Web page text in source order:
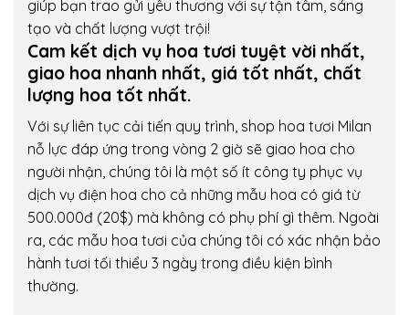
giúp bạn trao gửi yêu thương với sự tận tâm, sáng
tạo và chất lượng vượt trội!
Cam kết dịch vụ hoa tươi tuyệt vời nhất,
giao hoa nhanh nhất, giá tốt nhất, chất
lượng hoa tốt nhất.
Với sự liên tục cải tiến quy trình, shop hoa tươi Milan
nỗ lực đáp ứng trong vòng 2 giờ sẽ giao hoa cho
người nhận, chúng tôi là một số ít công ty phục vụ
dịch vụ điện hoa cho cả những mẫu hoa có giá từ
500.000đ (20$) mà không có phụ phí gì thêm. Ngoài
ra, các mẫu hoa tươi của chúng tôi có xác nhận bảo
hành tươi tối thiểu 3 ngày trong điều kiện bình
thường.